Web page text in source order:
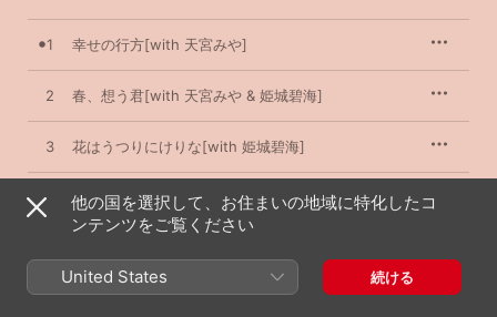
1 幸せの行方[with 天宮みや]
2 春、想う君[with 天宮みや & 姫城碧海]
3 花はうつりにけりな[with 姫城碧海]
4 十六夜の宴[with 姫城碧海 & Marcia]
6 それが運命ならば[with 天宮みや & 十色奏音]
他の国を選択して、お住まいの地域に特化したコ
ンテンツをご覧ください
United States 続ける